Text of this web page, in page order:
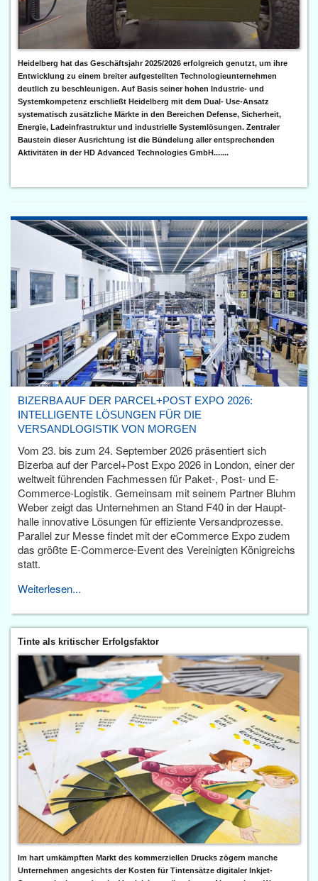
Heidelberg hat das Geschäftsjahr 2025/2026 erfolgreich genutzt, um ihre
Entwicklung zu einem breiter aufgestellten Technologieunternehmen
deutlich zu beschleunigen. Auf Basis seiner hohen Industrie- und
Systemkompetenz erschließt Heidelberg mit dem Dual- Use-Ansatz
systematisch zusätzliche Märkte in den Bereichen Defense, Sicherheit,
Energie, Ladeinfrastruktur und industrielle Systemlösungen. Zentraler
Baustein dieser Ausrichtung ist die Bündelung aller entsprechenden
Aktivitäten in der HD Advanced Technologies GmbH.......
BIZERBA AUF DER PARCEL+POST EXPO 2026:
INTELLIGENTE LÖSUNGEN FÜR DIE
VERSANDLOGISTIK VON MORGEN
Vom 23. bis zum 24. September 2026 präsentiert sich
Bizerba auf der Parcel+Post Expo 2026 in London, einer der
weltweit führenden Fachmessen für Paket-, Post- und E-
Commerce-Logistik. Gemeinsam mit seinem Partner Bluhm
Weber zeigt das Unternehmen an Stand F40 in der Haupt­
halle innovative Lösungen für effiziente Versandprozesse.
Parallel zur Messe findet mit der eCommerce Expo zudem
das größte E-Commerce-Event des Vereinigten Königreichs
statt.
Weiterlesen...
Tinte als kritischer Erfolgsfaktor
Im hart umkämpften Markt des kommerziellen Drucks zögern manche
Unternehmen angesichts der Kosten für Tintensätze digitaler Inkjet-